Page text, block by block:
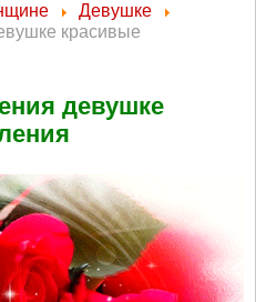
Девушке
красивые
девушке